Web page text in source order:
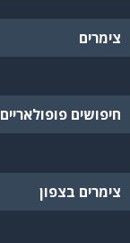
צימרים
חיפושים פופולאריים
צימרים בצפון